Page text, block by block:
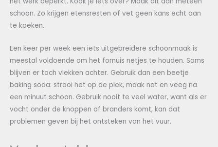
schoon. Zo krijgen etensresten of vet geen kans echt aan
te koeken.
Een keer per week een iets uitgebreidere schoonmaak is
meestal voldoende om het fornuis netjes te houden. Soms
blijven er toch vlekken achter. Gebruik dan een beetje
baking soda: strooi het op de plek, maak nat en veeg na
een minuut schoon. Gebruik nooit te veel water, want als er
vocht onder de knoppen of branders komt, kan dat
problemen geven bij het ontsteken van het vuur.